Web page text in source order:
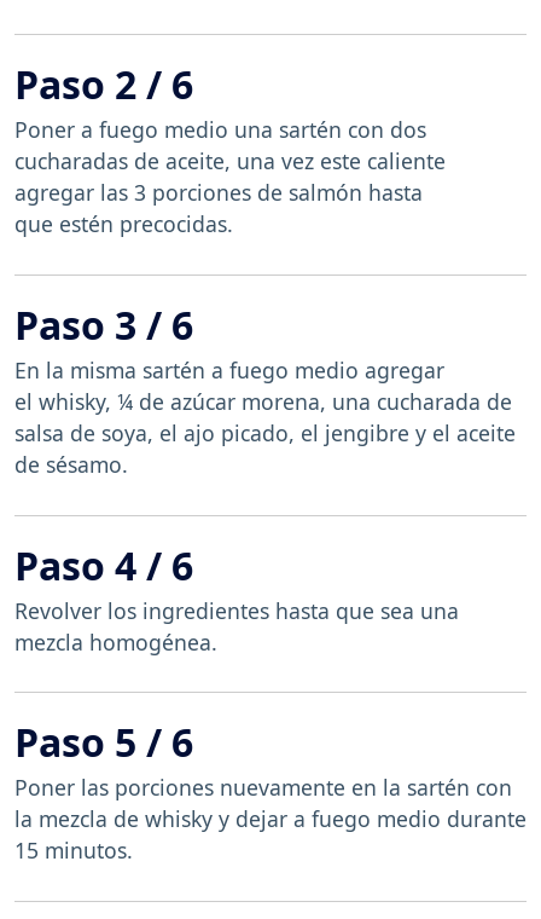
Paso 2 / 6
Poner a fuego medio una sartén con dos
cucharadas de aceite, una vez este caliente
agregar las 3 porciones de salmón hasta
que estén precocidas.
Paso 3 / 6
En la misma sartén a fuego medio agregar
el whisky, ¼ de azúcar morena, una cucharada de
salsa de soya, el ajo picado, el jengibre y el aceite
de sésamo.
Paso 4 / 6
Revolver los ingredientes hasta que sea una
mezcla homogénea.
Paso 5 / 6
Poner las porciones nuevamente en la sartén con
la mezcla de whisky y dejar a fuego medio durante
15 minutos.